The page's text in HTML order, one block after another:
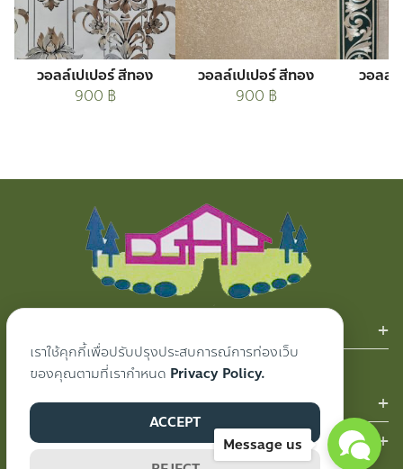
วอลล์เปเปอร์ สีทอง
900 ฿
วอลล์เปเปอร์ สีทอง
900 ฿
วอลล์
ผ้าม่าน
ผลงานของเรา
ติดต่อเรา
Message us
เราใช้คุกกี้เพื่อปรับปรุงประสบการณ์การท่องเว็บ
ของคุณตามที่เรากำหนด Privacy Policy.
ACCEPT